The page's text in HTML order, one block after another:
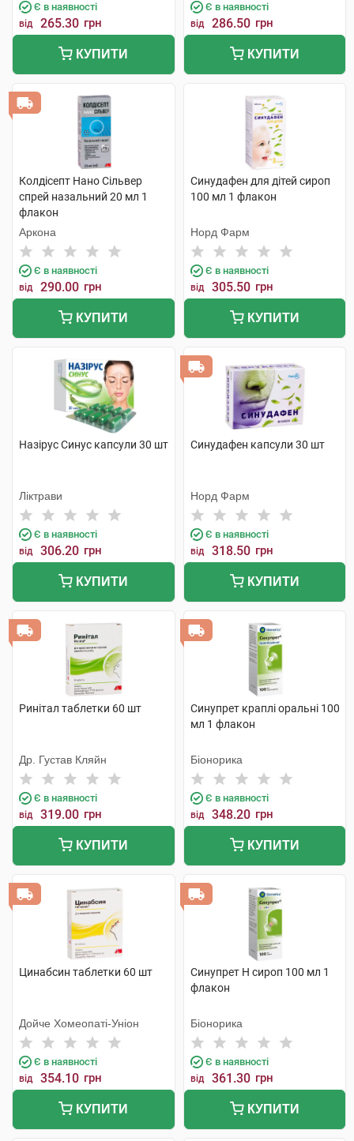
Є в наявності
від 265.30 грн
КУПИТИ
Є в наявності
від 286.50 грн
КУПИТИ
Колдісепт Нано Сільвер
спрей назальний 20 мл 1
флакон
Аркона
Є в наявності
від 290.00 грн
КУПИТИ
Синудафен для дітей сироп
100 мл 1 флакон
Норд Фарм
Є в наявності
від 305.50 грн
КУПИТИ
Назірус Синус капсули 30 шт
Ліктрави
Є в наявності
від 306.20 грн
КУПИТИ
Синудафен капсули 30 шт
Норд Фарм
Є в наявності
від 318.50 грн
КУПИТИ
Ринітал таблетки 60 шт
Др. Густав Кляйн
Є в наявності
від 319.00 грн
КУПИТИ
Синупрет краплі оральні 100
мл 1 флакон
Біонорика
Є в наявності
від 348.20 грн
КУПИТИ
Цинабсин таблетки 60 шт
Дойче Хомеопаті-Уніон
Є в наявності
від 354.10 грн
КУПИТИ
Синупрет Н сироп 100 мл 1
флакон
Біонорика
Є в наявності
від 361.30 грн
КУПИТИ